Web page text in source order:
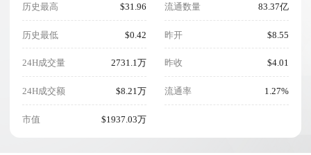
历史最高 $31.96
历史最低 $0.42
24H成交量 2731.1万
24H成交额 $8.21万
市值 $1937.03万
流通数量 83.37亿
昨开 $8.55
昨收 $4.01
流通率 1.27%